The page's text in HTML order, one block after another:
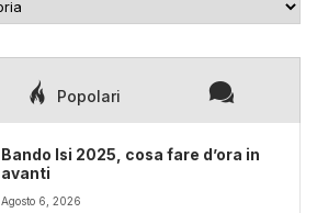
Popolari
Bando Isi 2025, cosa fare d’ora in
avanti
Agosto 6, 2026